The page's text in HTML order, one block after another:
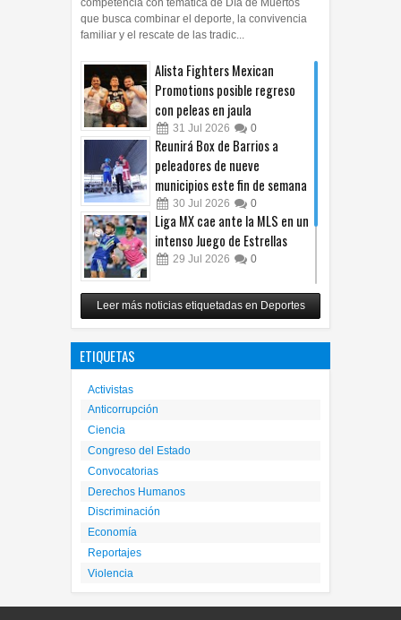
que busca combinar el deporte, la convivencia
familiar y el rescate de las tradic...
Promotions posible regreso
con peleas en jaula
31 Jul 2026
Reunirá Box de Barrios a
peleadores de nueve
municipios este fin de semana
30 Jul 2026 0
Liga MX cae ante la MLS en un
intenso Juego de Estrellas
29 Jul 2026 0
y avanza a cuartos del
Premundial Sub-20
27 Jul 2026 0
Leer más noticias etiquetadas en Deportes
ETIQUETAS
Convocatorias
Violencia